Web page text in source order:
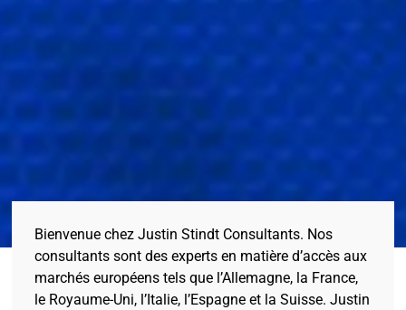
Bienvenue chez Justin Stindt Consultants. Nos
consultants sont des experts en matière d’accès aux
marchés européens tels que l’Allemagne, la France,
le Royaume-Uni, l’Italie, l’Espagne et la Suisse. Justin